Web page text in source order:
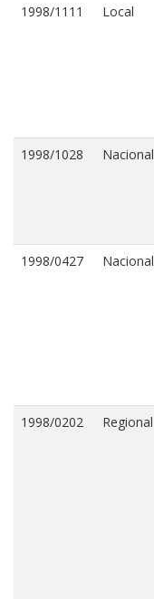
1998/1111 Local
1998/1028 Nacional
1998/0427 Nacional
1998/0202 Regional